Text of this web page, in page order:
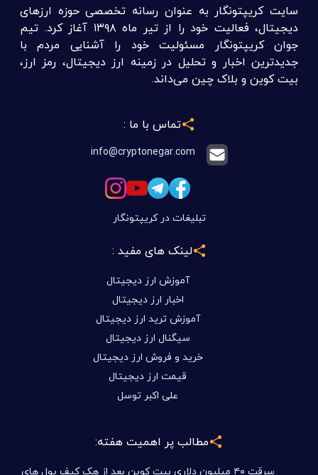
سایت کریپتونگار به عنوان رسانه تخصصی حوزه ارزهای
دیجیتال، فعالیت خود را از تیر ماه ۱۳۹۸ آغاز کرد. تیم
جوان کریپتونگار مسئولیت خود را آشنایی مردم با
جدیدترین اخبار و تحلیل در زمینه ارز دیجیتال، رمز ارز،
بیت کوین و بلاک چین می‌داند.
تماس با ما :
info@cryptonegar.com
تبلیغات در کریپتونگار
لینک های مفید :
آموزش ارز دیجیتال
اخبار ارز دیجیتال
آموزش ترید ارز دیجیتال
سیگنال ارز دیجیتال
خرید و فروش ارز دیجیتال
قیمت ارز دیجیتال
علی اکبر توسل
مطالب پر اهمیت هفته:
سرقت ۴۰ میلیون دلاری بیت کوین بعد از هک کیف پول های